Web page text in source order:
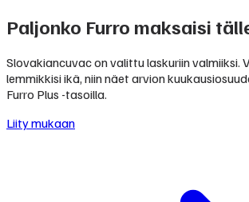
Paljonko Furro maksaisi
Slovakiancuvac on valittu laskuriin valmiiksi.
lemmikkisi ikä, niin näet arvion
Furro Plus -tasoilla.
Liity mukaan